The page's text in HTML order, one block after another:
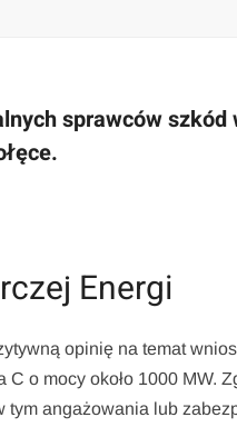
sprawców
Energi
opinię na temat
C o mocy około 1000 MW.
tym angażowania lub